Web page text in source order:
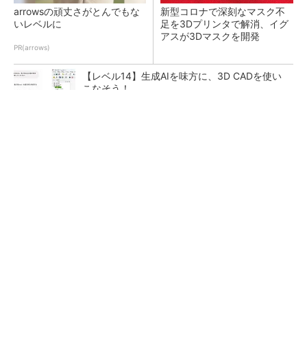
arrowsの頑丈さがとんでもな
いレベルに
PR(arrows)
新型コロナで深刻なマスク不
足を3Dプリンタで解消、イグ
アスが3Dマスクを開発
【レベル14】生成AIを味方に、3D CADを使い
こなそう！